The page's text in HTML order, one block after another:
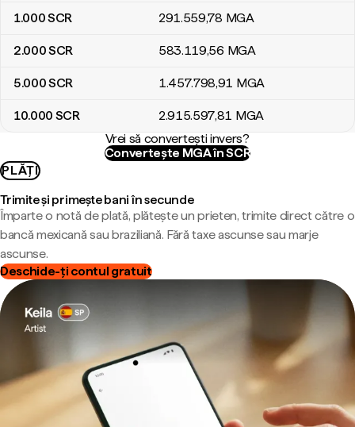
1.000SCR 291.559,78 MGA
2.000SCR 583.119,56 MGA
5.000SCR 1.457.798,91 MGA
10.000 SCR 2.915.597,81 MGA
Vrei să convertești invers?
Convertește MGA în SCR
PLĂȚI
Trimite și primește bani în secunde
Împarte o notă de plată, plătește un prieten, trimite direct către o
bancă mexicană sau braziliană. Fără taxe ascunse sau marje
ascunse.
Deschide-ți contul gratuit